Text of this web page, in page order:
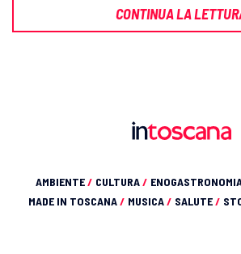
CONTINUA LA
AMBIENTE/ CULTURA/
MADE IN TOSCANA/ MUSICA/ SALUTE/